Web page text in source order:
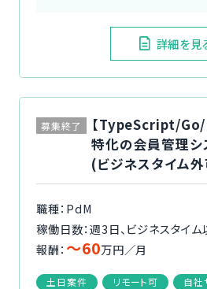
詳細を見
募集終了
【TypeScript/
特化の会員管理
(ビジネスタイム
職種：PdM
稼働日数：週3日、ビジネスタイ
報酬： 〜60万円／月
土日案件 リモート可 自社